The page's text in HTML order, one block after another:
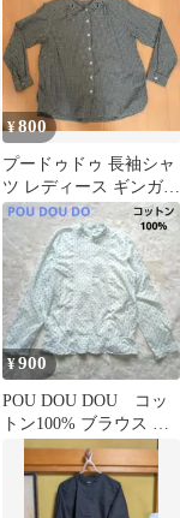
¥800
プードゥドゥ 長袖シャ
ツ レディース ギンガム
チェック 緑 グリーン
刺繍
¥900
POU DOU DOU コッ
トン100% ブラウス 白
緑小花柄 フリルネック